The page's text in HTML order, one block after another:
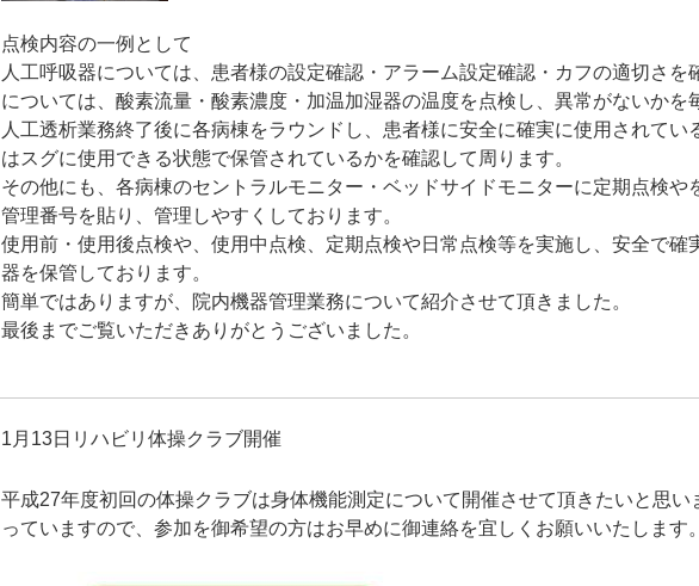
点検内容の一例として
人工呼吸器については、患者様の設定確認・アラーム設定確認・カフの適切さを
については、酸素流量・酸素濃度・加温加湿器の温度を点検し、異常がないかを
人工透析業務終了後に各病棟をラウンドし、患者様に安全に確実に使用されてい
はスグに使用できる状態で保管されているかを確認して周ります。
その他にも、各病棟のセントラルモニター・ベッドサイドモニターに定期点検や
管理番号を貼り、管理しやすくしております。
使用前・使用後点検や、使用中点検、定期点検や日常点検等を実施し、安全で確
器を保管しております。
簡単ではありますが、院内機器管理業務について紹介させて頂きました。
最後までご覧いただきありがとうございました。
1月13日リハビリ体操クラブ開催
平成27年度初回の体操クラブは身体機能測定について開催させて頂きたいと思
っていますので、参加を御希望の方はお早めに御連絡を宜しくお願いいたします。